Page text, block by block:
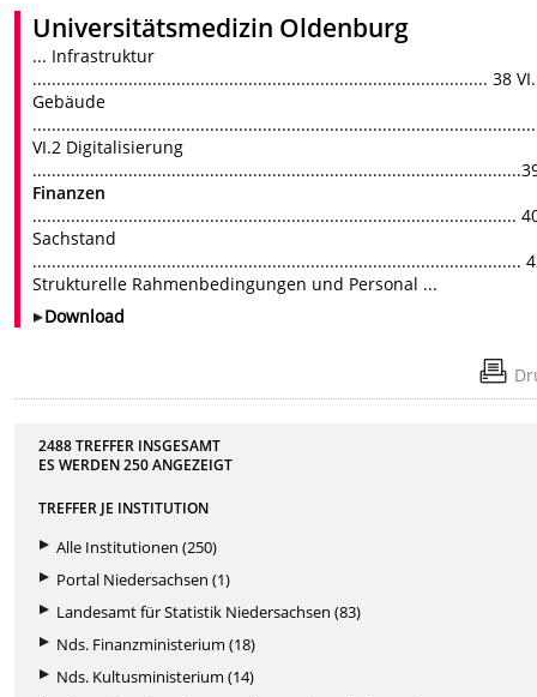
Universitätsmedizin Oldenburg
... Infrastruktur
............................................................................................... 38
Gebäude
VI.2 Digitalisierung
Finanzen
.....................................................................................................
Sachstand
......................................................................................................
Strukturelle Rahmenbedingungen und Personal ...
Download
2488 TREFFER INSGESAMT
ES WERDEN250ANGEZEIGT
TREFFER JE INSTITUTION
Alle Institutionen (250)
Portal Niedersachsen (1)
Landesamt für Statistik Niedersachsen (83)
Nds. Finanzministerium (18)
Nds. Kultusministerium (14)